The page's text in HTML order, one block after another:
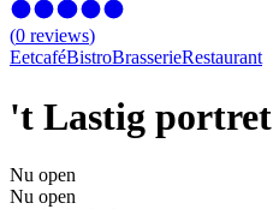
(0 reviews)
EetcaféBistroBrasserieRestaurant
't Lastig portret
Nu open
Nu open